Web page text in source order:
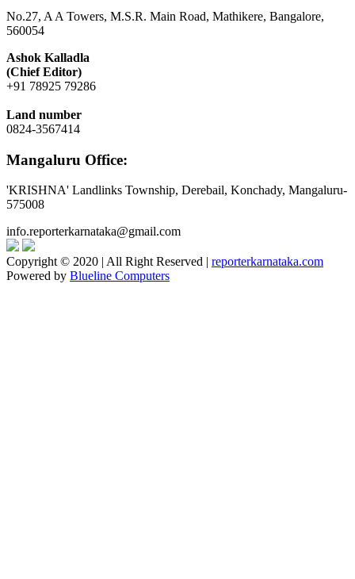
No.27, A A Towers, M.S.R. Main Road, Mathikere, Bangalore,
560054
Ashok Kalladla
(Chief Editor)
+91 78925 79286
Land number
0824-3567414
Mangaluru Office:
'KRISHNA' Landlinks Township, Derebail, Konchady, Mangaluru-
575008
info.reporterkarnataka@gmail.com
Copyright © 2020 | All Right Reserved | reporterkarnataka.com
Powered by Blueline Computers